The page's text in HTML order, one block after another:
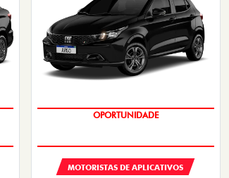
OPORTUNIDADE
MOTORISTAS DE APLICATIVOS